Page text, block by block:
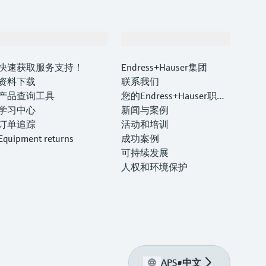
速获取服务支持！
料下载
品查询工具
习中心
单追踪
returns
Endress+Hauser集团
联系我们
您的Endress+Hauser职业
生涯
新闻与案例
活动和培训
成功案例
可持续发展
人权和环境保护
APS•中文